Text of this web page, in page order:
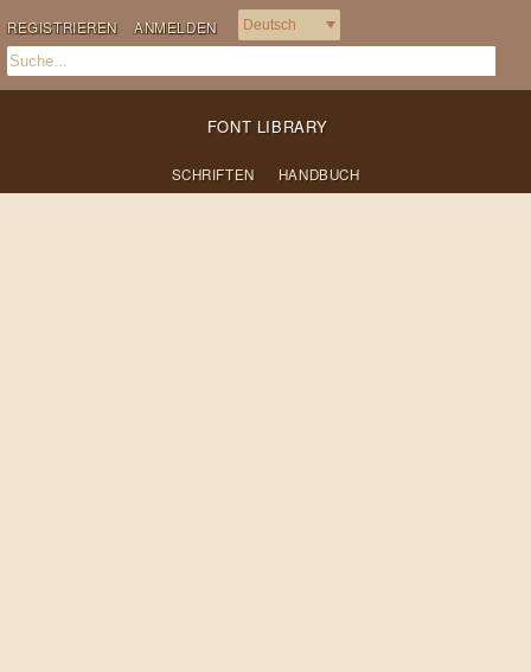
REGISTRIEREN ANMELDEN
FONT LIBRARY
SCHRIFTEN HANDBUCH